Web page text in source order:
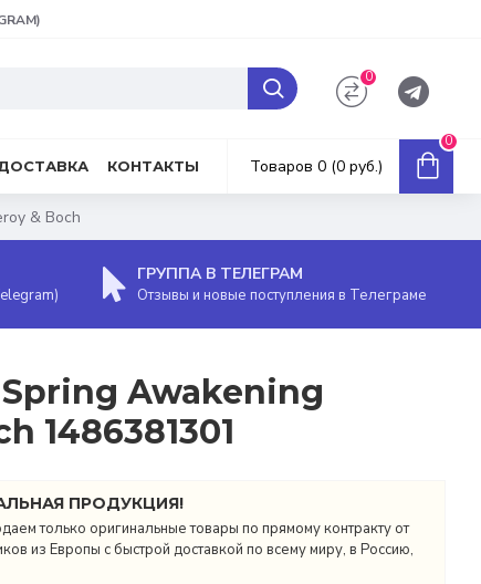
0
КОНТАКТЫ Товаров 0 (0 руб.)
0
& Boch
ГРУППА В ТЕЛЕГРАМ
Отзывы и новые поступления в Телеграме
Awakening
1486381301
ПРОДУКЦИЯ!
только оригинальные товары по прямому контракту от
из Европы с быстрой доставкой по всему миру, в Россию,